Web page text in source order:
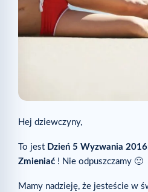
Hej dziewczyny,
To jest Dzień 5 Wyzwania
Zmieniać ! Nie odpuszczamy 🙂
Mamy nadzieję, że jesteście w